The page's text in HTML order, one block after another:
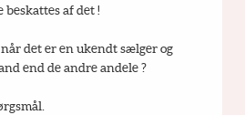
beskattes af det !
det er en ukendt sælger og
end de andre andele ?